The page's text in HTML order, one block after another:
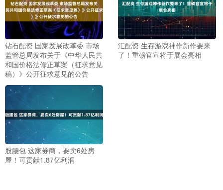
钻石配资 国家发展改革委 市场
监管总局发布关于《中华人民共
和国价格法修正草案（征求意见
稿）》公开征求意见的公告
汇配资 生存游戏神作新作要来
了！重磅官宣将于展会亮相
股腰包 这家券商，要卖6处房
屋！可贡献1.87亿利润